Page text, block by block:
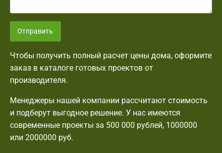
Отправить
Чтобы получить полный расчет цены дома, оформите
заказ в каталоге готовых проектов от
производителя.
Менеджеры нашей компании рассчитают стоимость
и подберут выгодное решение. У нас имеются
современные проекты за 500 000 рублей, 1000000
или 2000000 руб.